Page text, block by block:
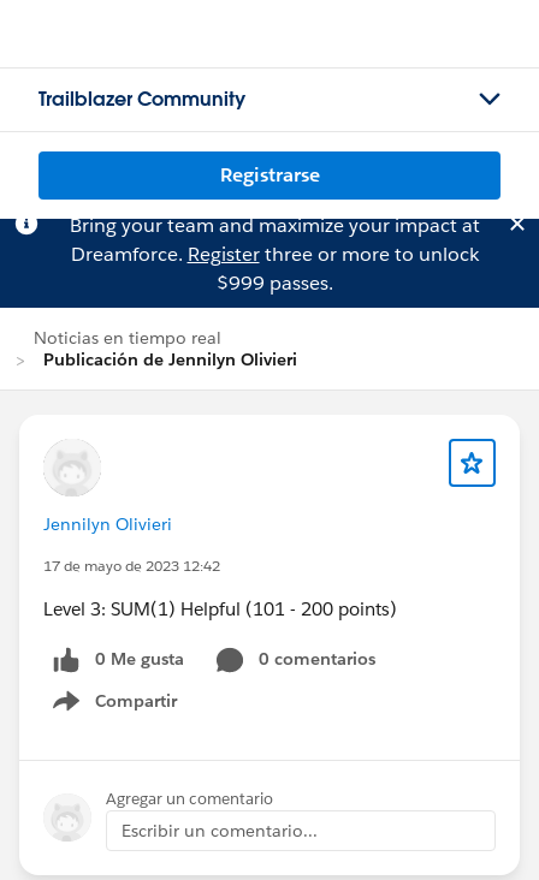
Trailblazer Community
Registrarse
Bring your team and maximize your impact at
Dreamforce. Registerthree or more to unlock
$999 passes.
Noticias en tiempo real
Publicación de Jennilyn Olivieri
Jennilyn Olivieri
17 de mayo de 2023 12:42
Level 3: SUM(1) Helpful (101 - 200 points)
0 Me gusta
0 comentarios
Compartir
Show menu
Agregar un comentario
Escribir un comentario...